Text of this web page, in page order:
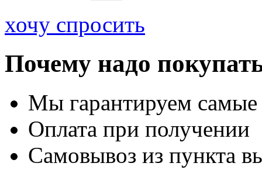
хочу спросить
Почему надо
Мы гарантируем
Оплата при получении
Самовывоз из пункта